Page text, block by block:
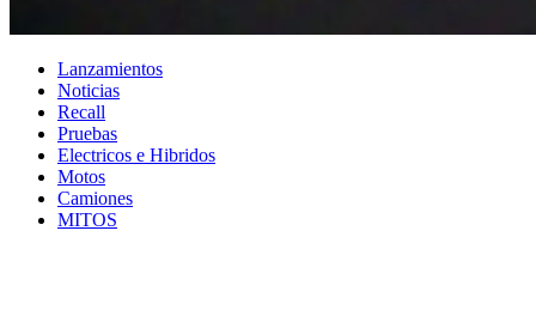
Lanzamientos
Noticias
Recall
Pruebas
Electricos e Hibridos
Motos
Camiones
MITOS